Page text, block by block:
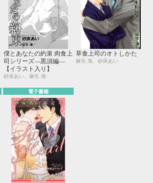
僕とあなたの約束 肉食上
司シリーズ―黒須編―
【イラスト入り】
砂床あい、麻生 海
草食上司のオトしかた
麻生 海、砂床あい
電子書籍